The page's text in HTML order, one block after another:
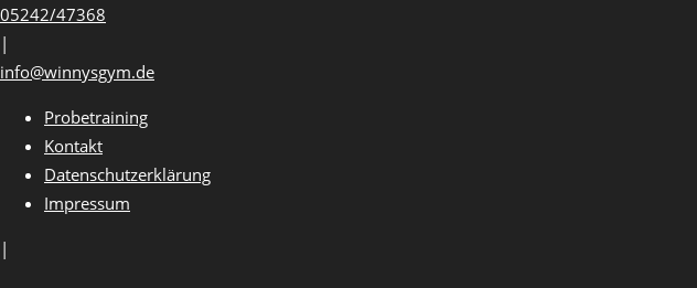
Skip
to
content
05242/47368
|
info@winnysgym.de
Probetraining
Kontakt
Datenschutzerklärung
Impressum
|